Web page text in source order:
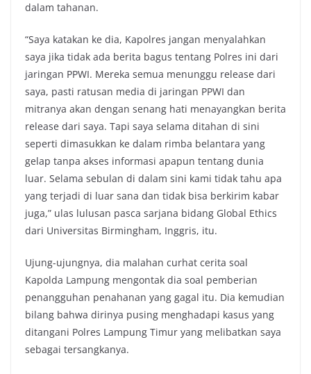
dalam tahanan.
“Saya katakan ke dia, Kapolres jangan menyalahkan
saya jika tidak ada berita bagus tentang Polres ini dari
jaringan PPWI. Mereka semua menunggu release dari
saya, pasti ratusan media di jaringan PPWI dan
mitranya akan dengan senang hati menayangkan berita
release dari saya. Tapi saya selama ditahan di sini
seperti dimasukkan ke dalam rimba belantara yang
gelap tanpa akses informasi apapun tentang dunia
luar. Selama sebulan di dalam sini kami tidak tahu apa
yang terjadi di luar sana dan tidak bisa berkirim kabar
juga,” ulas lulusan pasca sarjana bidang Global Ethics
dari Universitas Birmingham, Inggris, itu.
Ujung-ujungnya, dia malahan curhat cerita soal
Kapolda Lampung mengontak dia soal pemberian
penangguhan penahanan yang gagal itu. Dia kemudian
bilang bahwa dirinya pusing menghadapi kasus yang
ditangani Polres Lampung Timur yang melibatkan saya
sebagai tersangkanya.